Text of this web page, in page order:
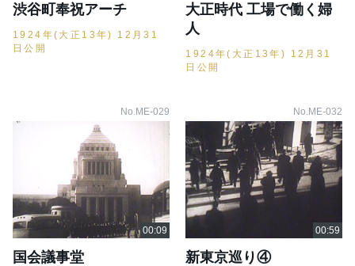
渋谷町奉祝アーチ
1924年(大正13年) 12月31
日公開
大正時代 工場で働く婦
人
1924年(大正13年) 12月31
日公開
No.ME-029
国会議事堂
No.ME-032
新東京巡り④